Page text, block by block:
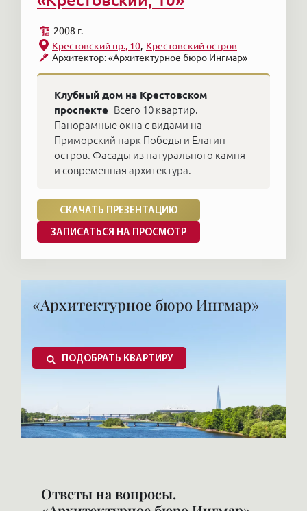
2008 г.
Архитектор: «Архитектурное бюро Ингмар»
Крестовский пр., 10 Крестовский остров
Клубный дом на Крестовском
проспекте Всего 10 квартир.
Панорамные окна с видами на
Приморский парк Победы и Елагин
остров. Фасады из натурального камня
и современная архитектура.
СКАЧАТЬ ПРЕЗЕНТАЦИЮ
ЗАПИСАТЬСЯ НА ПРОСМОТР
«Архитектурное бюро Ингмар»
ПОДОБРАТЬ КВАРТИРУ
Ответы на вопросы.